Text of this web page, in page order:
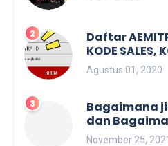
Daftar
KODE SALES,
KODE
KODE SALES.
Agustus 01, 2020
Bagaimana
dan
aemitra
November 25, 2021